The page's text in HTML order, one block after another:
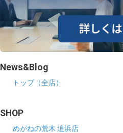
News&Blog
トップ（全店）
SHOP
めがねの荒木 追浜店